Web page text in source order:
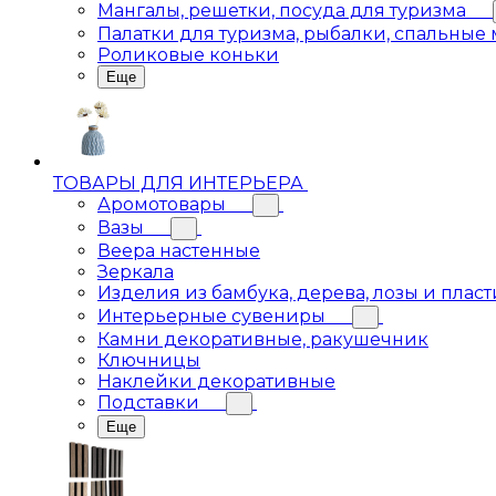
Мангалы, решетки, посуда для туризма
Палатки для туризма, рыбалки,
Роликовые коньки
Еще
ТОВАРЫ ДЛЯ ИНТЕРЬЕРА
Аромотовары
Вазы
Веера настенные
Зеркала
Изделия из бамбука, дерева, лозы и
Интерьерные сувениры
Камни декоративные, ракушечник
Ключницы
Наклейки декоративные
Подставки
Еще